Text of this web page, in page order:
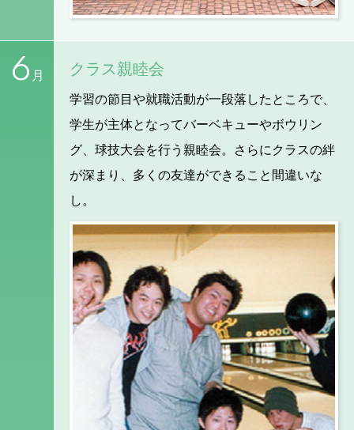
6 月 クラス親睦会
学習の節目や就職活動が一段落したところで、
学生が主体となってバーベキューやボウリン
グ、球技大会を行う親睦会。さらにクラスの絆
が深まり、多くの友達ができること間違いな
し。